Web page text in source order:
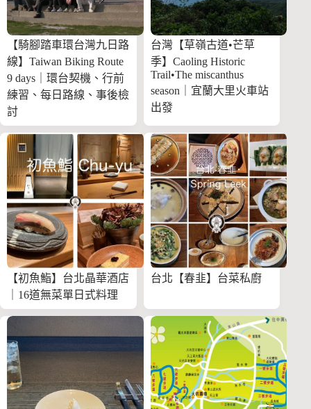
【騎腳踏車環台灣九日路
線】Taiwan Biking Route
9 days｜環台契機、行前
練習、每日路線、事後檢
討
台灣【草嶺古道•芒草
季】Caoling Historic
Trail•The miscanthus
season｜宜蘭大里火車站
出發
【初魚鮨】台北晶華酒店
｜16道無菜單日式料理
台北【春韭】台菜私廚